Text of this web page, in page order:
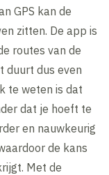
GPS kan de
zitten. De app is
routes van de
duurt dus even
te weten is dat
dat je hoeft te
en nauwkeurig
de kans
Met de